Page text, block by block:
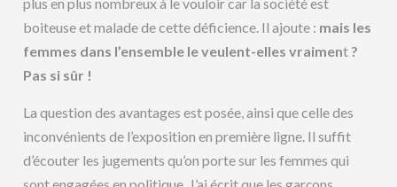
boiteuse et malade de cette déficience. Il ajoute : mais les
femmes dans l’ensemble le veulent-elles vraiment ?
Pas si sûr !
La question des avantages est posée, ainsi que celle des
inconvénients de l’exposition en première ligne. Il suffit
d’écouter les jugements qu’on porte sur les femmes qui